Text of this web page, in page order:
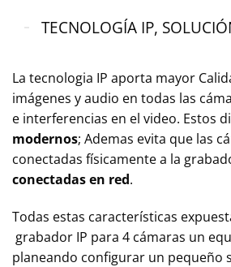
TECNOLOGÍA IP,
La tecnologia IP aporta mayor
imágenes y audio en todas las
e interferencias en el video. Estos
modernos; Ademas evita que las
conectadas físicamente a la
conectadas en red.
Todas estas características
grabador IP para 4 cámaras un
planeando configurar un pequeño